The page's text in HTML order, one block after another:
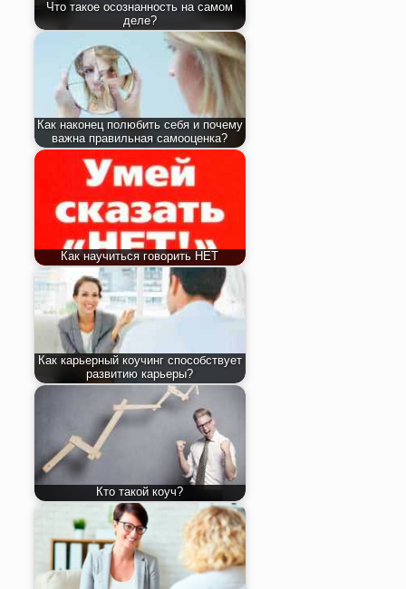
Что такое осознанность на самом
деле?
Как наконец полюбить себя и почему
важна правильная самооценка?
Как научиться говорить НЕТ
Как карьерный коучинг способствует
развитию карьеры?
Кто такой коуч?